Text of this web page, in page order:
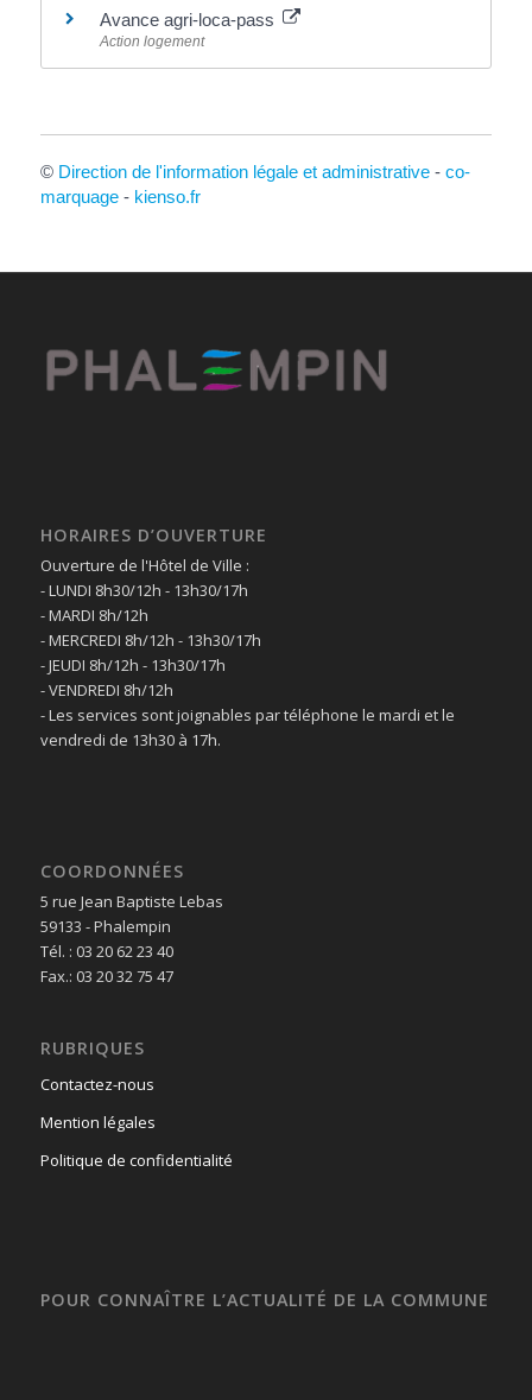
Avance agri-loca-pass
Action logement
© Direction de l'information légale et administrative- co-
marquage- kienso.fr
HORAIRES D’OUVERTURE
Ouverture de l'Hôtel de Ville :
- LUNDI 8h30/12h - 13h30/17h
- MARDI 8h/12h
- MERCREDI 8h/12h - 13h30/17h
- JEUDI 8h/12h - 13h30/17h
- VENDREDI 8h/12h
- Les services sont joignables par téléphone le mardi et le
vendredi de 13h30 à 17h.
COORDONNÉES
5 rue Jean Baptiste Lebas
59133 - Phalempin
Tél. : 03 20 62 23 40
Fax.: 03 20 32 75 47
RUBRIQUES
Contactez-nous
Mention légales
Politique de confidentialité
POUR CONNAÎTRE L’ACTUALITÉ DE LA COMMUNE